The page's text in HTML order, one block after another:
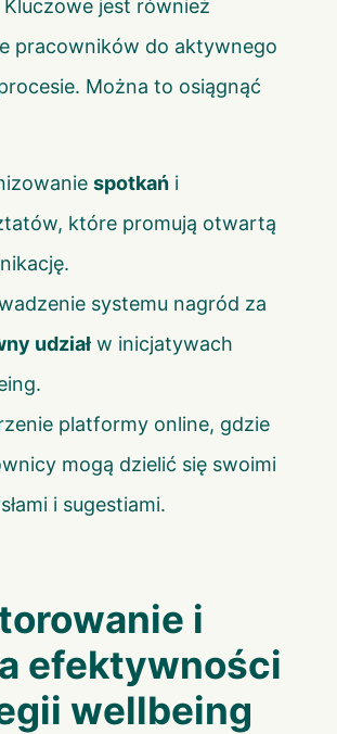
jest również
pracowników do aktywnego
Można to osiągnąć
spotkań i
które promują otwartą
systemu nagród za
udział w inicjatywach
platformy online, gdzie
mogą dzielić się swoimi
i sugestiami.
i
efektywności
wellbeing